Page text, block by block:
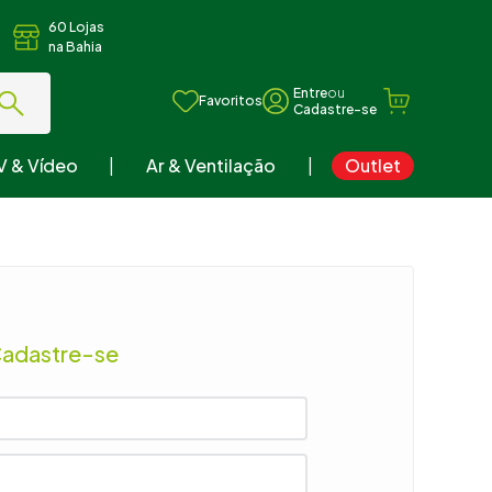
60 Lojas
na Bahia
Favoritos
ou
& Vídeo Ar & Ventilação Outlet
se